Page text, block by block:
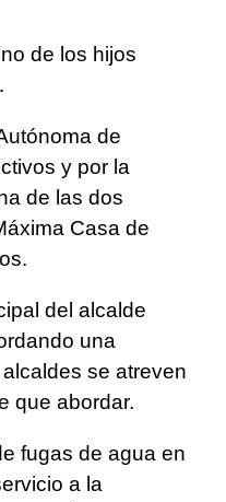
de los hijos
de
y por la
de las dos
Casa de
del alcalde
una
se atreven
que abordar.
fugas de agua en
a la